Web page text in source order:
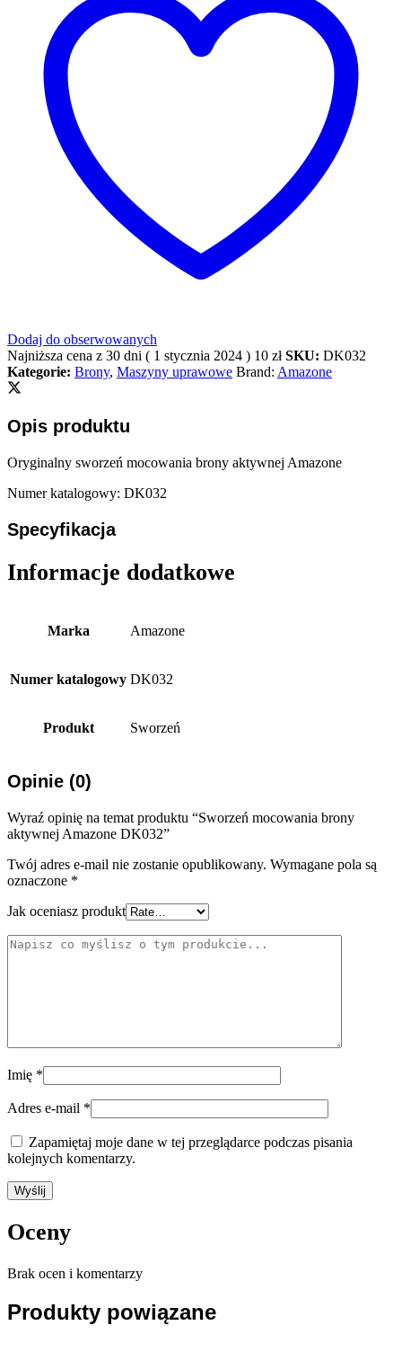
Dodaj do obserwowanych
Najniższa cena z 30 dni ( 1 stycznia 2024 ) 10 zł SKU: DK032
Kategorie: Brony, Maszyny uprawowe Brand: Amazone
Opis produktu
Oryginalny sworzeń mocowania brony aktywnej Amazone
Numer katalogowy: DK032
Specyfikacja
Informacje dodatkowe
Marka Amazone
Numer katalogowy DK032
Produkt Sworzeń
Opinie (0)
Wyraź opinię na temat produktu “Sworzeń mocowania brony
aktywnej Amazone DK032”
Twój adres e-mail nie zostanie opublikowany. Wymagane pola są
oznaczone *
Jak oceniasz produkt
Imię *
Adres e-mail *
Zapamiętaj moje dane w tej przeglądarce podczas pisania
kolejnych komentarzy.
Oceny
Brak ocen i komentarzy
Produkty powiązane